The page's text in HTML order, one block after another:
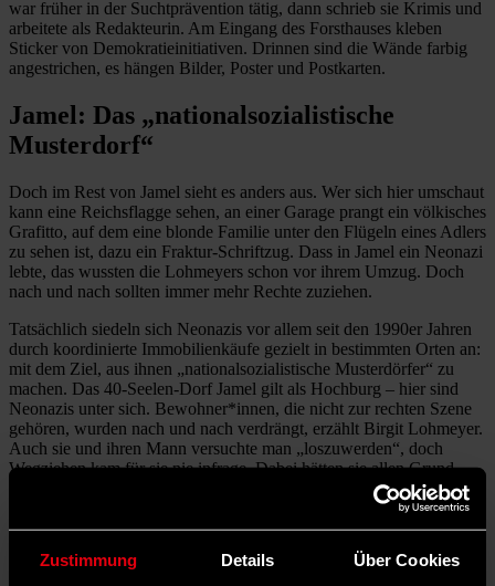
Zustimmung Details Über Cookies
war früher in der Suchtprävention tätig, dann schrieb sie Krimis und
arbeitete als Redakteurin. Am Eingang des Forsthauses kleben
Sticker von Demokratieinitiativen. Drinnen sind die Wände farbig
angestrichen, es hängen Bilder, Poster und Postkarten.
Jamel: Das „nationalsozialistische
Musterdorf“
Doch im Rest von Jamel sieht es anders aus. Wer sich hier umschaut
kann eine Reichsflagge sehen, an einer Garage prangt ein völkisches
Grafitto, auf dem eine blonde Familie unter den Flügeln eines Adlers
zu sehen ist, dazu ein Fraktur-Schriftzug. Dass in Jamel ein Neonazi
lebte, das wussten die Lohmeyers schon vor ihrem Umzug. Doch
nach und nach sollten immer mehr Rechte zuziehen.
Tatsächlich siedeln sich Neonazis vor allem seit den 1990er Jahren
durch ­koordinierte Immobilienkäufe gezielt in bestimmten Orten an:
mit dem Ziel, aus ihnen „nationalsozialistische Musterdörfer“ zu
machen. Das 40-Seelen-Dorf Jamel gilt als Hochburg – hier sind
Neonazis unter sich. Bewohner*innen, die nicht zur rechten Szene
gehören, wurden nach und nach verdrängt, erzählt Birgit ­Lohmeyer.
Auch sie und ihren Mann versuchte man „loszuwerden“, doch
Wegziehen kam für sie nie ­infrage. Dabei hätten sie allen Grund
Sachbeschädigungen auf ihrem Grundstück. 2015 brannte ihre
Scheune neben dem Forsthaus ab, ein Täter wurde bis heute nicht
ermittelt. Trotzdem: Statt wegzuziehen, bleiben die Lohmeyers den
ansässigen Rechten mit ihrem Einsatz für Demokratie lieber ein